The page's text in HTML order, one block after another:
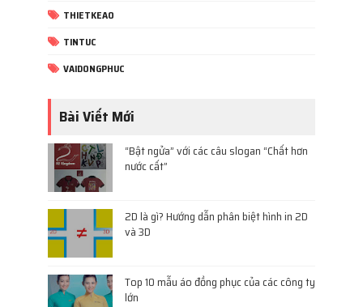
THIETKEAO
TINTUC
VAIDONGPHUC
Bài Viết Mới
“Bật ngửa” với các câu slogan “Chất hơn
nước cất”
2D là gì? Hướng dẫn phân biệt hình in 2D
và 3D
Top 10 mẫu áo đồng phục của các công ty
lớn